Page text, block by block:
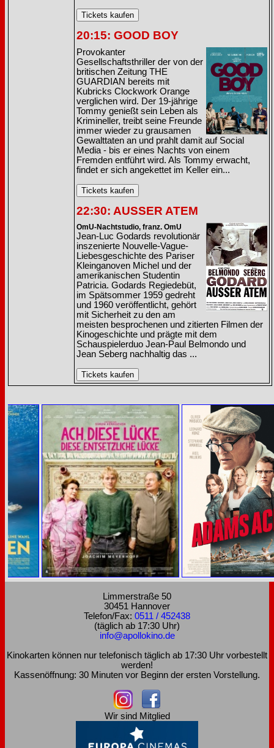
20:15: GOOD BOY
Provokanter
Gesellschaftsthriller der von der
britischen Zeitung THE
GUARDIAN bereits mit
Kubricks Clockwork Orange
verglichen wird. Der 19-jährige
Tommy genießt sein Leben als
Krimineller, treibt seine Freunde
immer wieder zu grausamen
Gewalttaten an und prahlt damit auf Social
Media - bis er eines Nachts von einem
Fremden entführt wird. Als Tommy erwacht,
findet er sich angekettet im Keller ein...
22:30: AUSSER ATEM
OmU-Nachtstudio, franz. OmU
Jean-Luc Godards revolutionär
inszenierte Nouvelle-Vague-
Liebesgeschichte des Pariser
Kleinganoven Michel und der
amerikanischen Studentin
Patricia. Godards Regiedebüt,
im Spätsommer 1959 gedreht
und 1960 veröffentlicht, gehört
mit Sicherheit zu den am
meisten besprochenen und zitierten Filmen der
Kinogeschichte und prägte mit dem
Schauspielerduo Jean-Paul Belmondo und
Jean Seberg nachhaltig das ...
Limmerstraße 50
30451 Hannover
Telefon/Fax: 0511 / 452438
(täglich ab 17:30 Uhr)
info@apollokino.de
Kinokarten können nur telefonisch täglich ab 17:30 Uhr vorbestellt
werden!
Kassenöffnung: 30 Minuten vor Beginn der ersten Vorstellung.
Wir sind Mitglied